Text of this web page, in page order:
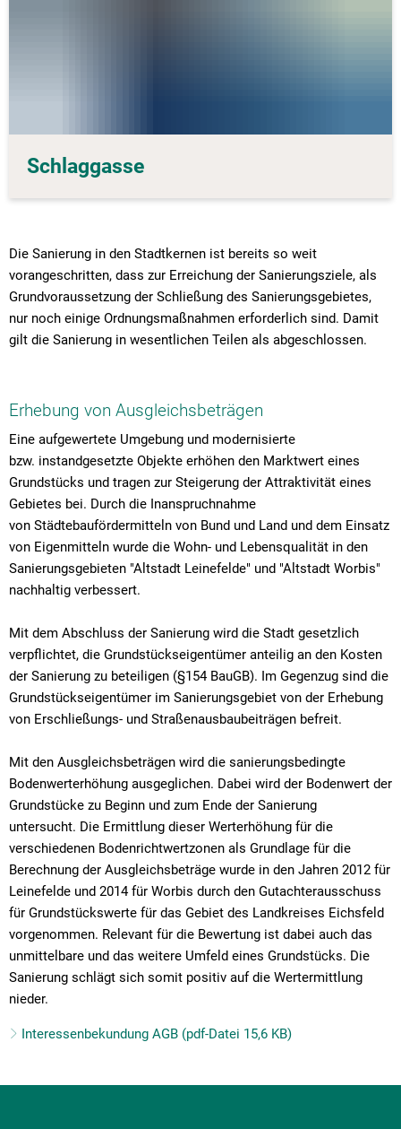
Schlaggasse
Die Sanierung in den Stadtkernen ist bereits so weit
vorangeschritten, dass zur Erreichung der Sanierungsziele, als
Grundvoraussetzung der Schließung des Sanierungsgebietes,
nur noch einige Ordnungsmaßnahmen erforderlich sind. Damit
gilt die Sanierung in wesentlichen Teilen als abgeschlossen.
Erhebung von Ausgleichsbeträgen
Eine aufgewertete Umgebung und modernisierte
bzw. instandgesetzte Objekte erhöhen den Marktwert eines
Grundstücks und tragen zur Steigerung der Attraktivität eines
Gebietes bei. Durch die Inanspruchnahme
von Städtebaufördermitteln von Bund und Land und dem Einsatz
von Eigenmitteln wurde die Wohn- und Lebensqualität in den
Sanierungsgebieten "Altstadt Leinefelde" und "Altstadt Worbis"
nachhaltig verbessert.
Mit dem Abschluss der Sanierung wird die Stadt gesetzlich
verpflichtet, die Grundstückseigentümer anteilig an den Kosten
der Sanierung zu beteiligen (§154 BauGB). Im Gegenzug sind die
Grundstückseigentümer im Sanierungsgebiet von der Erhebung
von Erschließungs- und Straßenausbaubeiträgen befreit.
Mit den Ausgleichsbeträgen wird die sanierungsbedingte
Bodenwerterhöhung ausgeglichen. Dabei wird der Bodenwert der
Grundstücke zu Beginn und zum Ende der Sanierung
untersucht. Die Ermittlung dieser Werterhöhung für die
verschiedenen Bodenrichtwertzonen als Grundlage für die
Berechnung der Ausgleichsbeträge wurde in den Jahren 2012 für
Leinefelde und 2014 für Worbis durch den Gutachterausschuss
für Grundstückswerte für das Gebiet des Landkreises Eichsfeld
vorgenommen. Relevant für die Bewertung ist dabei auch das
unmittelbare und das weitere Umfeld eines Grundstücks. Die
Sanierung schlägt sich somit positiv auf die Wertermittlung
nieder.
Interessenbekundung AGB (pdf-Datei 15,6 KB)